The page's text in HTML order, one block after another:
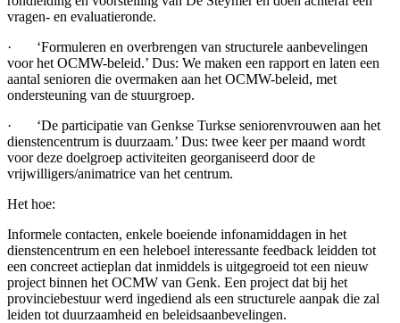
vragen- en evaluatieronde.
· ‘Formuleren en overbrengen van structurele aanbevelingen
voor het OCMW-beleid.’ Dus: We maken een rapport en laten een
aantal senioren die overmaken aan het OCMW-beleid, met
ondersteuning van de stuurgroep.
· ‘De participatie van Genkse Turkse seniorenvrouwen aan het
dienstencentrum is duurzaam.’ Dus: twee keer per maand wordt
voor deze doelgroep activiteiten georganiseerd door de
vrijwilligers/animatrice van het centrum.
Het hoe:
Informele contacten, enkele boeiende infonamiddagen in het
dienstencentrum en een heleboel interessante feedback leidden tot
een concreet actieplan dat inmiddels is uitgegroeid tot een nieuw
project binnen het OCMW van Genk. Een project dat bij het
provinciebestuur werd ingediend als een structurele aanpak die zal
leiden tot duurzaamheid en beleidsaanbevelingen.